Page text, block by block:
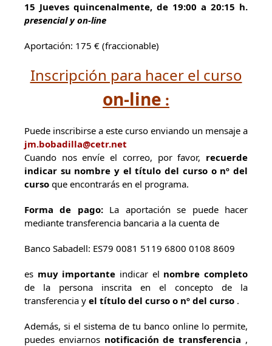
15 Jueves quincenalmente, de 19:00 a 20:15 h.
presencial y on-line
Aportación: 175 € (fraccionable)
Inscripción para hacer el curso
on-line :
Puede inscribirse a este curso enviando un mensaje a
jm.bobadilla@cetr.net
Cuando nos envíe el correo, por favor, recuerde
indicar su nombre y el título del curso o nº del
curso que encontrarás en el programa.
Forma de pago:La aportación se puede hacer
mediante transferencia bancaria a la cuenta de
Banco Sabadell: ES79 0081 5119 6800 0108 8609
es muy importante indicar el nombre completo
de la persona inscrita en el concepto de la
transferencia y el título del curso o nº del curso .
Además, si el sistema de tu banco online lo permite,
puedes enviarnosnotificación de transferencia ,